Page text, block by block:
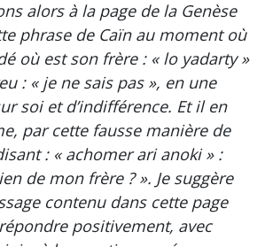
alors à la page de la Genèse
phrase de Caïn au moment où
où est son frère : « lo yadarty »
: « je ne sais pas », en une
soi et d’indifférence. Et il en
par cette fausse manière de
: « achomer ari anoki » :
de mon frère ? ». Je suggère
contenu dans cette page
positivement, avec